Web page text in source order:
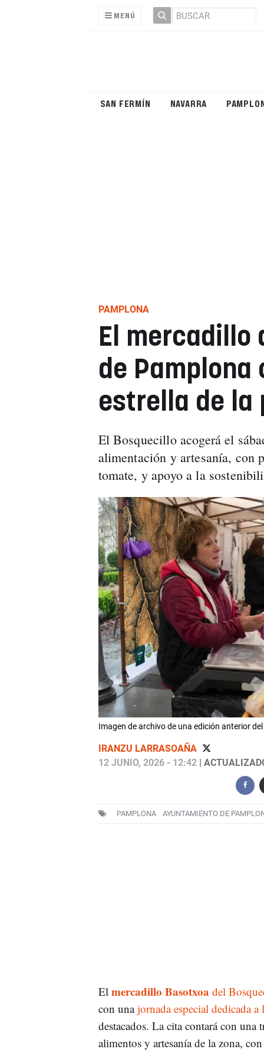
MENÚ
SAN FERMÍN NAVARRA
PAMPLONA
El mercadillo
de Pamplona
estrella de la
El Bosquecillo acogerá el
alimentación y artesanía, con
tomate, y apoyo a la
Imagen de archivo de una edición anterior
IRANZU LARRASOAÑA
12 JUNIO, 2026 - 12:42|
PAMPLONA AYUNTAMIENTO DE
El mercadillo Basotxoa del
con unajornada especial dedicada
destacados. La cita contará con una
alimentos y artesanía de la zona,